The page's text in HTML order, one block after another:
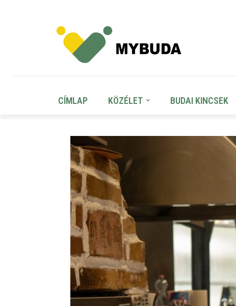
CÍMLAP KÖZÉLET BUDAI KINCSEK